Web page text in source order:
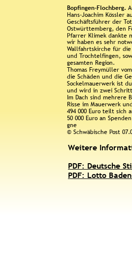
Bopfingen-Flochberg.
Hans-Joachim Kössler
Geschäftsführer der
Ostwürttemberg, den
Pfarrer Klimek dankte
wir haben es sehr
Wallfahrtskirche für
und Trochtelfingen,
gesamten Region.
Thomas Freymüller
die Schäden und die
Sockelmauerwerk ist
und wird in zwei
Im Dach sind mehrere
Risse im Mauerwerk
494 000 Euro teilt sich
50 000 Euro an
gne
© Schwäbische Post
Weitere
PDF: Deutsche
PDF: Lotto